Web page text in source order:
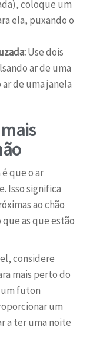
coloque um
ela, puxando o
Use dois
ar de uma
de uma janela
que o ar
Isso significa
ao chão
as que estão
considere
mais perto do
um futon
um
a ter uma noite